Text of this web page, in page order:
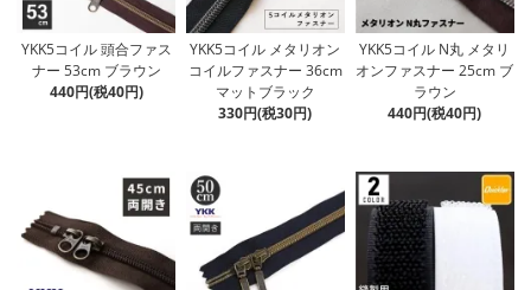
YKK5コイル 頭合ファス
ナー 53cm ブラウン
440円(税40円)
YKK5コイル メタリオン
コイルファスナー 36cm
マットブラック
330円(税30円)
YKK5コイル N丸 メタリ
オンファスナー 25cm ブ
ラウン
440円(税40円)